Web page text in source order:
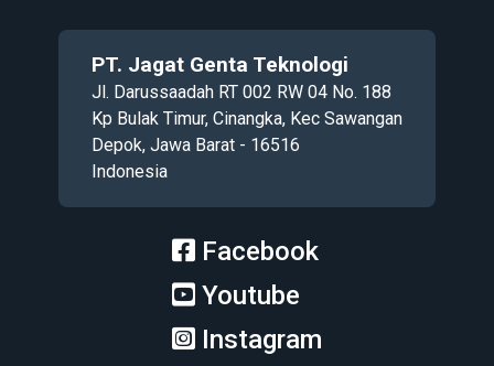
PT. Jagat Genta Teknologi
Jl. Darussaadah RT 002 RW 04 No. 188
Kp Bulak Timur, Cinangka, Kec Sawangan
Depok, Jawa Barat - 16516
Indonesia
Facebook
Youtube
Instagram